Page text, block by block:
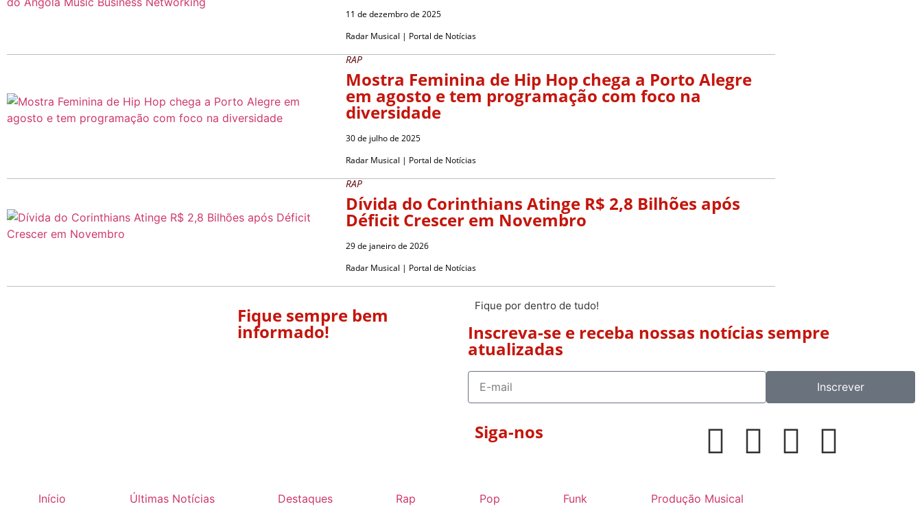
11 de dezembro de 2025
Radar Musical | Portal de Notícias
RAP
Mostra Feminina de Hip Hop chega a Porto Alegre
em agosto e tem programação com foco na
diversidade
30 de julho de 2025
Radar Musical | Portal de Notícias
RAP
Dívida do Corinthians Atinge R$ 2,8 Bilhões após
Déficit Crescer em Novembro
29 de janeiro de 2026
Radar Musical | Portal de Notícias
Fique sempre bem
informado!
Fique por dentro de tudo!
Inscreva-se e receba nossas notícias sempre
atualizadas
Inscrever
Siga-nos
Início Últimas Notícias Destaques Rap Pop Funk Produção Musical